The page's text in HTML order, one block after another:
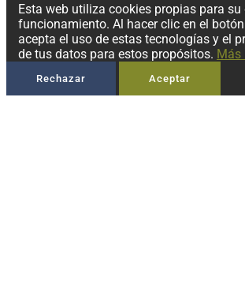
Esta web utiliza cookies propias para su
funcionamiento. Al hacer clic en el
acepta el uso de estas tecnologías y el
de tus datos para estos propósitos. Más
Rechazar Aceptar